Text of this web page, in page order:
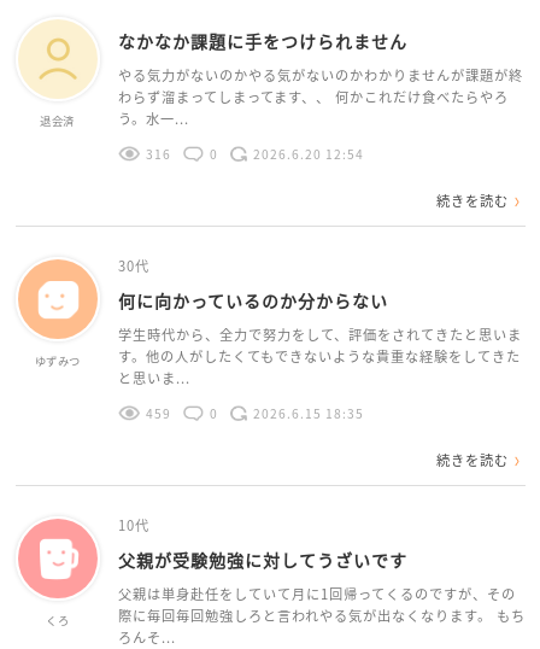
退会済
なかなか課題に手をつけられません
やる気力がないのかやる気がないのかわかりませんが課題が終
わらず溜まってしまってます、、 何かこれだけ食べたらやろ
う。水一...
316 0 2026.6.20 12:54
続きを読む
ゆずみつ
30代
何に向かっているのか分からない
学生時代から、全力で努力をして、評価をされてきたと思いま
す。他の人がしたくてもできないような貴重な経験をしてきた
と思いま...
459 0 2026.6.15 18:35
続きを読む
くろ
10代
父親が受験勉強に対してうざいです
父親は単身赴任をしていて月に1回帰ってくるのですが、その
際に毎回毎回勉強しろと言われやる気が出なくなります。 もち
ろんそ...